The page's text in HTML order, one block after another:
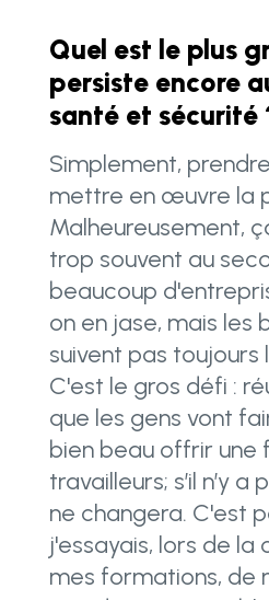
Quel est le plus
persiste encore
santé et sécurité
Simplement,
mettre en œuvre la
Malheureusement,
trop souvent au
beaucoup
on en jase, mais les
suivent pas toujours
C'est le gros défi :
que les gens vont
bien beau offrir une
travailleurs; s’il n’y a
ne changera. C'est
j'essayais, lors de la
mes formations, de